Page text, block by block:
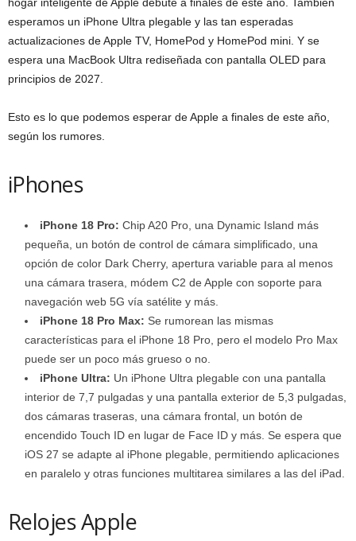
hogar inteligente de Apple debute a finales de este año. También
esperamos un iPhone Ultra plegable y las tan esperadas
actualizaciones de Apple TV, HomePod y HomePod mini. Y se
espera una MacBook Ultra rediseñada con pantalla OLED para
principios de 2027.
Esto es lo que podemos esperar de Apple a finales de este año,
según los rumores.
iPhones
iPhone 18 Pro: Chip A20 Pro, una Dynamic Island más
pequeña, un botón de control de cámara simplificado, una
opción de color Dark Cherry, apertura variable para al menos
una cámara trasera, módem C2 de Apple con soporte para
navegación web 5G vía satélite y más.
iPhone 18 Pro Max: Se rumorean las mismas
características para el iPhone 18 Pro, pero el modelo Pro Max
puede ser un poco más grueso o no.
iPhone Ultra: Un iPhone Ultra plegable con una pantalla
interior de 7,7 pulgadas y una pantalla exterior de 5,3 pulgadas,
dos cámaras traseras, una cámara frontal, un botón de
encendido Touch ID en lugar de Face ID y más. Se espera que
iOS 27 se adapte al iPhone plegable, permitiendo aplicaciones
en paralelo y otras funciones multitarea similares a las del iPad.
Relojes Apple